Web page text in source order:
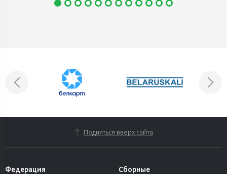
Подняться вверх сайта
Федерация Сборные